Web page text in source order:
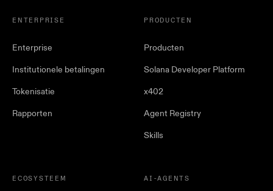
ENTERPRISE
Enterprise
Institutionele betalingen
Tokenisatie
Rapporten
PRODUCTEN
Producten
Solana Developer Platform
x402
Agent Registry
Skills
ECOSYSTEEM AI-AGENTS